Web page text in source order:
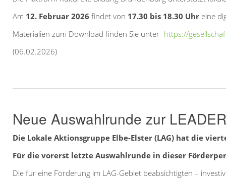
Am 12. Februar 2026 findet von 17.30 bis 18.30 Uhr eine
Materialien zum Download finden Sie unter https://
(06.02.2026)
Neue Auswahlrunde zur
Die Lokale Aktionsgruppe Elbe-Elster (LAG) hat die
Für die vorerst letzte Auswahlrunde in dieser
Die für eine Förderung im LAG-Gebiet beabsichtigten –